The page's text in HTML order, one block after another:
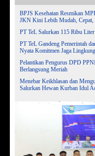
BPJS Kesehatan Resmikan
JKN Kini Lebih Mudah, Cepat,
PT TeL Salurkan 115 Ribu
PT TeL Gandeng Pemerintah
Nyata Komitmen Jaga
Pelantikan Pengurus DPD
Berlangsung Meriah
Menebar Keikhlasan dan
Salurkan Hewan Kurban Idul